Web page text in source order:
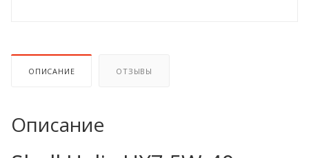
ОПИСАНИЕ ОТЗЫВЫ
Описание